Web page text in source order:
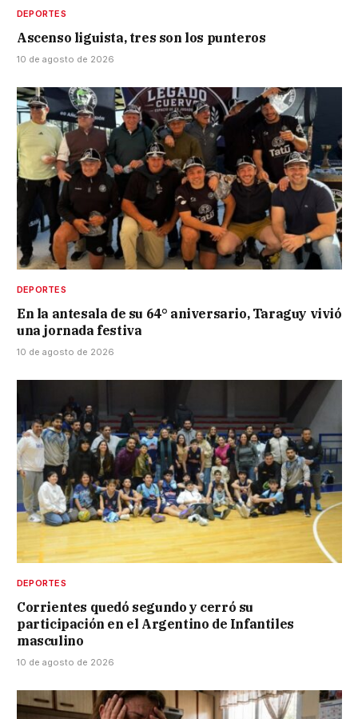
DEPORTES
Ascenso liguista, tres son los punteros
10 de agosto de 2026
DEPORTES
En la antesala de su 64° aniversario, Taraguy vivió
una jornada festiva
10 de agosto de 2026
DEPORTES
Corrientes quedó segundo y cerró su
participación en el Argentino de Infantiles
masculino
10 de agosto de 2026